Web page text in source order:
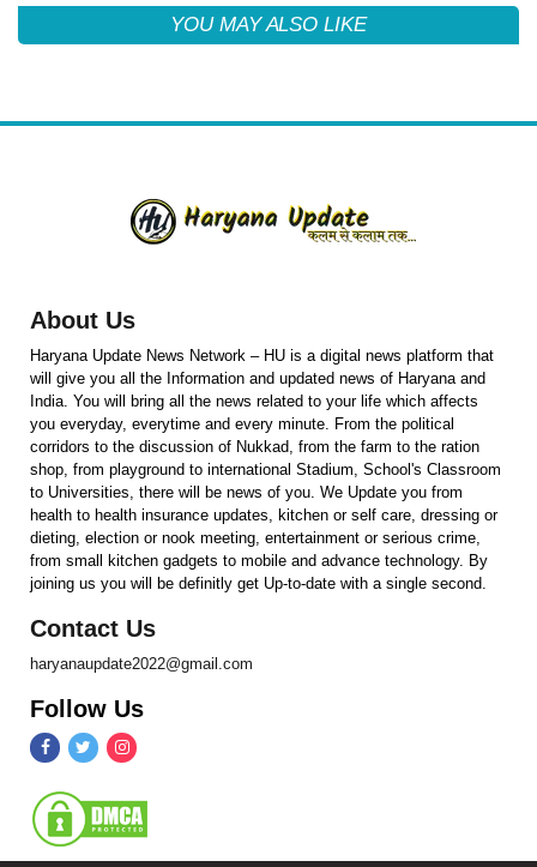
YOU MAY ALSO LIKE
About Us
Haryana Update News Network – HU is a digital news platform that
will give you all the Information and updated news of Haryana and
India. You will bring all the news related to your life which affects
you everyday, everytime and every minute. From the political
corridors to the discussion of Nukkad, from the farm to the ration
shop, from playground to international Stadium, School's Classroom
to Universities, there will be news of you. We Update you from
health to health insurance updates, kitchen or self care, dressing or
dieting, election or nook meeting, entertainment or serious crime,
from small kitchen gadgets to mobile and advance technology. By
joining us you will be definitly get Up-to-date with a single second.
Contact Us
haryanaupdate2022@gmail.com
Follow Us